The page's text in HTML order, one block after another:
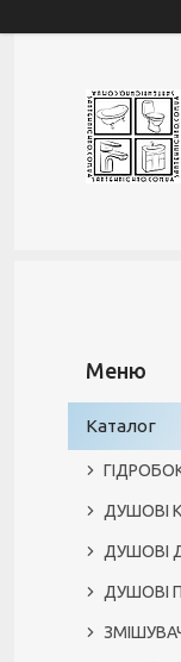
Каталог
ДУШОВІ
ДУШОВІ
ДУШОВІ